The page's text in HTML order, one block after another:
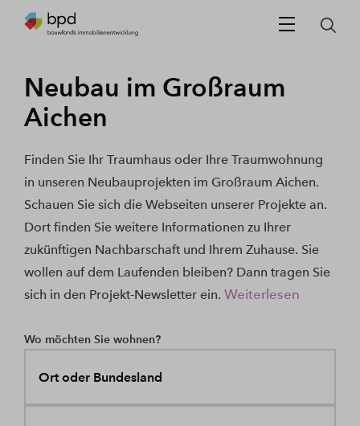
Neubau im Großraum
Aichen
Finden Sie Ihr Traumhaus oder Ihre Traumwohnung
in unseren Neubauprojekten im Großraum Aichen.
Schauen Sie sich die Webseiten unserer Projekte an.
Dort finden Sie weitere Informationen zu Ihrer
zukünftigen Nachbarschaft und Ihrem Zuhause. Sie
wollen auf dem Laufenden bleiben? Dann tragen Sie
sich in den Projekt-Newsletter ein. Weiterlesen
Wo möchten Sie wohnen?
Ort oder Bundesland